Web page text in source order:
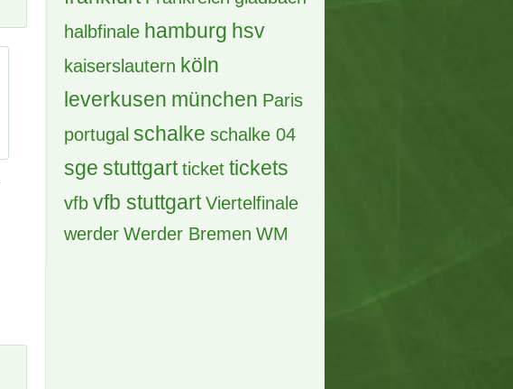
BVB Borussia Dortmund
champions league
deutschland
DFB
DFB Pokal
dortmund effzeh
eintracht
eintracht frankfurt
EM
england EURO 2016 fcb